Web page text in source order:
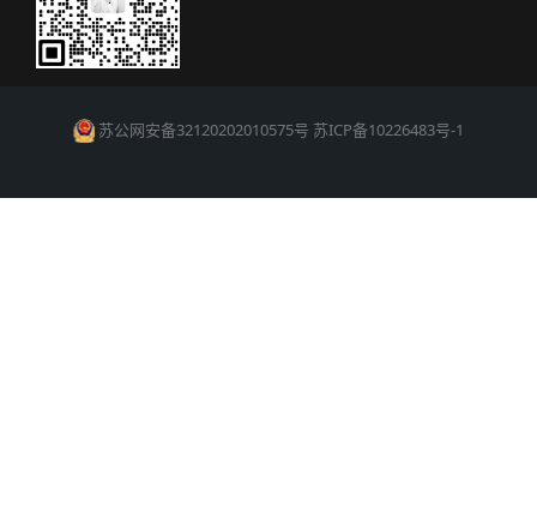
苏公网安备32120202010575号 苏ICP备10226483号-1